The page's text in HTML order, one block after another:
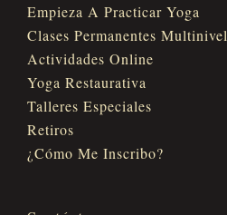
Empieza A Practicar Yoga
Clases Permanentes Multinivel
Actividades Online
Yoga Restaurativa
Talleres Especiales
Retiros
¿Cómo Me Inscribo?